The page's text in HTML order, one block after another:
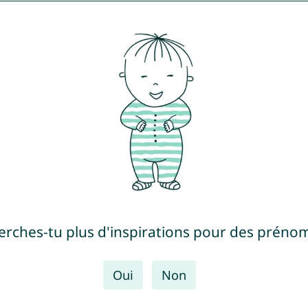
tu plus d'inspirations pour des
Oui Non